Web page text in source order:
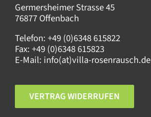
Germersheimer Strasse 45
76877 Offenbach
Telefon:+49 (0)6348 615822
Fax:+49 (0)6348 615823
E-Mail: info(at)villa-rosenrausch.de
VERTRAG WIDERRUFEN